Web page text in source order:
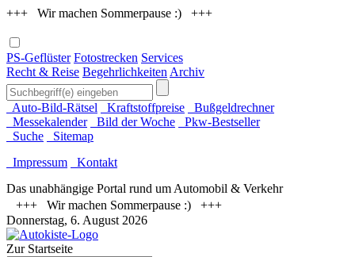
+++ Wir machen Sommerpause :) +++
PS-Geflüster Fotostrecken Services
Recht & Reise Begehrlichkeiten Archiv
Auto-Bild-Rätsel Kraftstoffpreise
Bußgeldrechner
Messekalender
Bild der Woche
Pkw-Bestseller
Suche
Sitemap
Impressum
Kontakt
Das unabhängige Portal rund um Automobil & Verkehr
+++ Wir machen Sommerpause :) +++
Donnerstag, 6. August 2026
Zur Startseite